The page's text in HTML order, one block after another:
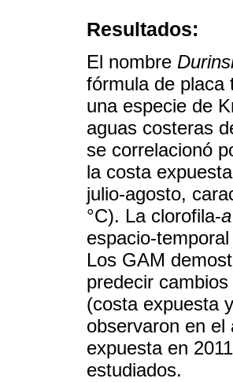
Resultados:
El nombre
fórmula de placa
una especie de
aguas costeras
se correlacionó
la costa
julio-agosto,
°C). La clorofila-a
espacio-
Los GAM
predecir
(costa expuesta
observaron en el
expuesta en
estudiados.